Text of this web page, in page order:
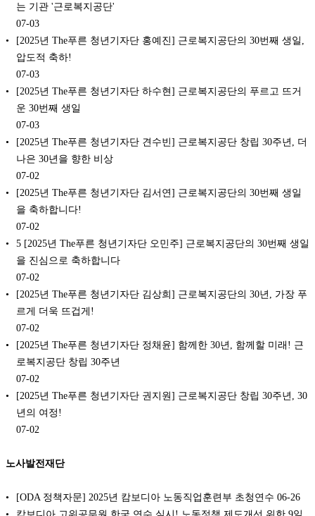
는 기관 '근로복지공단'
07-03
[2025년 The푸른 청년기자단 홍예진] 근로복지공단의 30번째 생일,
압도적 축하!
07-03
[2025년 The푸른 청년기자단 하수현] 근로복지공단의 푸르고 뜨거
운 30번째 생일
07-03
[2025년 The푸른 청년기자단 견수빈] 근로복지공단 창립 30주년, 더
나은 30년을 향한 비상
07-02
[2025년 The푸른 청년기자단 김서연] 근로복지공단의 30번째 생일
을 축하합니다!
07-02
5 [2025년 The푸른 청년기자단 오민주] 근로복지공단의 30번째 생일
을 진심으로 축하합니다
07-02
[2025년 The푸른 청년기자단 김상희] 근로복지공단의 30년, 가장 푸
르게 더욱 뜨겁게!
07-02
[2025년 The푸른 청년기자단 정채윤] 함께한 30년, 함께할 미래! 근
로복지공단 창립 30주년
07-02
[2025년 The푸른 청년기자단 권지원] 근로복지공단 창립 30주년, 30
년의 여정!
07-02
노사발전재단
[ODA 정책자문] 2025년 캄보디아 노동직업훈련부 초청연수 06-26
캄보디아 고위공무원 한국 연수 실시! 노동정책 제도개선 위한 9일